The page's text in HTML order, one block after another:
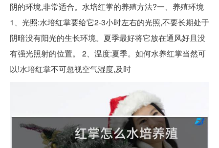
阴的环境,非常适合。水培红掌的养殖方法?一、养殖环境
1、光照:水培红掌要给它2-3小时左右的光照,不要长期处于
阴暗没有阳光的生长环境。夏季最好将它放在通风好且没
有强光照射的位置。 2、温度:夏季。如何水养红掌当然可
以!水培红掌不可忽视空气湿度,及时